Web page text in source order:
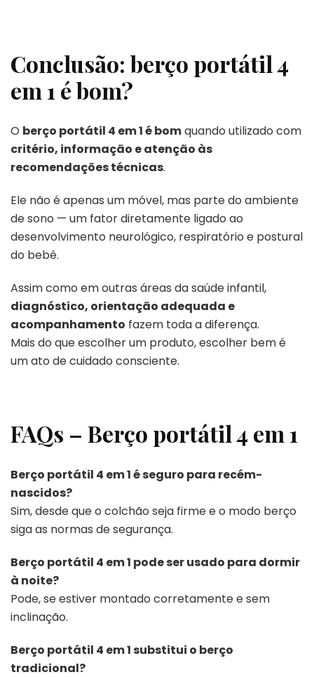
Conclusão: berço portátil4
em 1 é bom?
O berço portátil 4 em 1 é bomquando utilizado com
critério, informação e atenção às
recomendações técnicas.
Ele não é apenas um móvel, mas parte do ambiente
de sono — um fator diretamente ligado ao
desenvolvimento neurológico, respiratório e postural
do bebê.
Assim como em outras áreas da saúde infantil,
diagnóstico, orientação adequada e
acompanhamento fazem toda a diferença.
Mais do que escolher um produto, escolher bem é
um ato de cuidado consciente.
FAQs – Berço portátil 4 em 1
Berço portátil 4 em 1 é seguro para recém-
nascidos?
Sim, desde que o colchão seja firme e o modo berço
siga as normas de segurança.
Berço portátil 4 em 1 pode ser usado para dormir
à noite?
Pode, se estiver montado corretamente e sem
inclinação.
Berço portátil 4 em 1 substitui o berço
tradicional?